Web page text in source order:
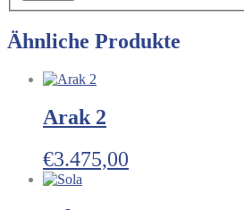
Ähnliche Produkte
Arak 2
€3.475,00